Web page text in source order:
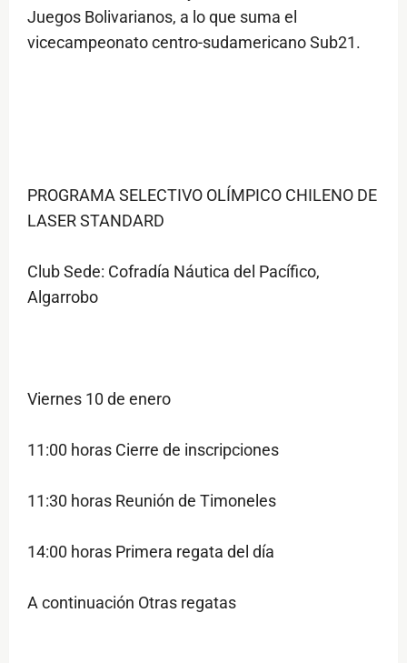
Juegos Bolivarianos, a lo que suma el
vicecampeonato centro-sudamericano Sub21.
PROGRAMA SELECTIVO OLÍMPICO CHILENO DE
LASER STANDARD
Club Sede: Cofradía Náutica del Pacífico,
Algarrobo
Viernes 10 de enero
11:00 horas Cierre de inscripciones
11:30 horas Reunión de Timoneles
14:00 horas Primera regata del día
A continuación Otras regatas